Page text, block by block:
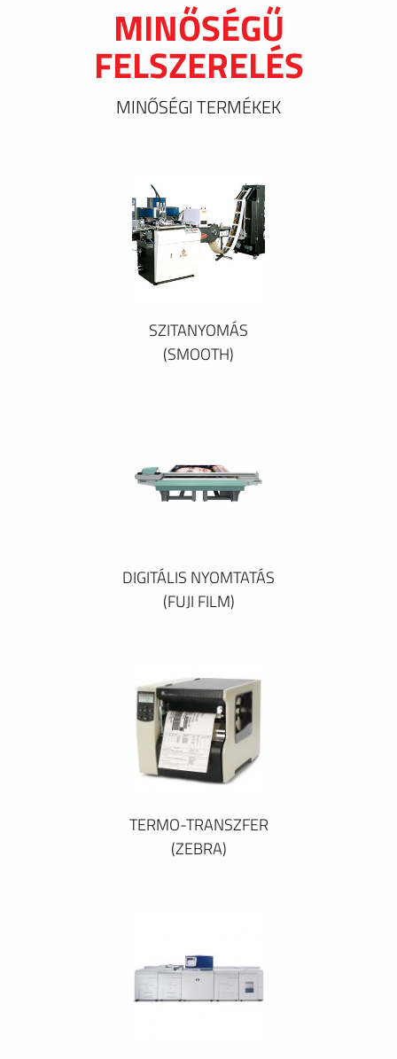
MINŐSÉGŰ
FELSZERELÉS
MINŐSÉGI TERMÉKEK
SZITANYOMÁS
(SMOOTH)
DIGITÁLIS NYOMTATÁS
(FUJI FILM)
TERMO-TRANSZFER
(ZEBRA)